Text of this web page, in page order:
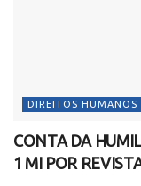
DIREITOS HUMANOS
CONTA DA
1 MI POR